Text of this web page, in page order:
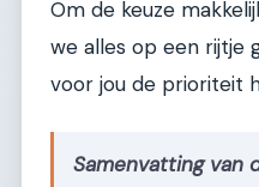
Om de keuze
we alles op een rijtje
voor jou de prioriteit
Samenvatting van